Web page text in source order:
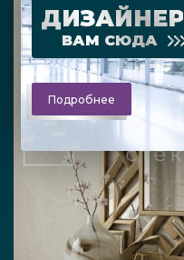
ДИЗАЙНЕР
ВАМ СЮДА
Подробнее